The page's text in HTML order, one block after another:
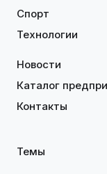
Спорт
Технологии
Новости
Каталог
Контакты
Темы